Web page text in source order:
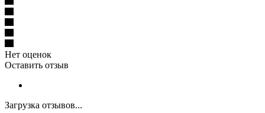
Нет оценок
Оставить отзыв
Загрузка отзывов...